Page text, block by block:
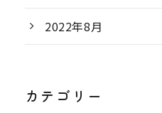
2022年8月
カテゴリー